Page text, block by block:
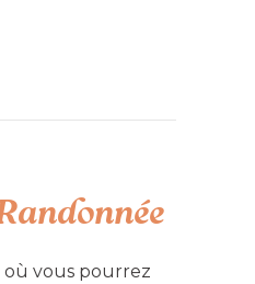
vous pourrez